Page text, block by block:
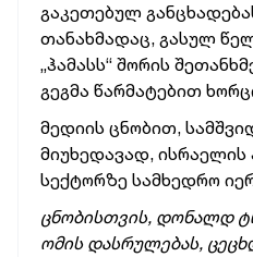
გაკეთებულ
თანახმადაც, გასულ
„ჰამასს“ შორის
გეგმა წარმატებით
მედიის ცნობით,
მიუხედავად, ისრაელის
სექტორზე სამხედრო
ცნობისთვის, დონალდ
ომის დასრულებას,